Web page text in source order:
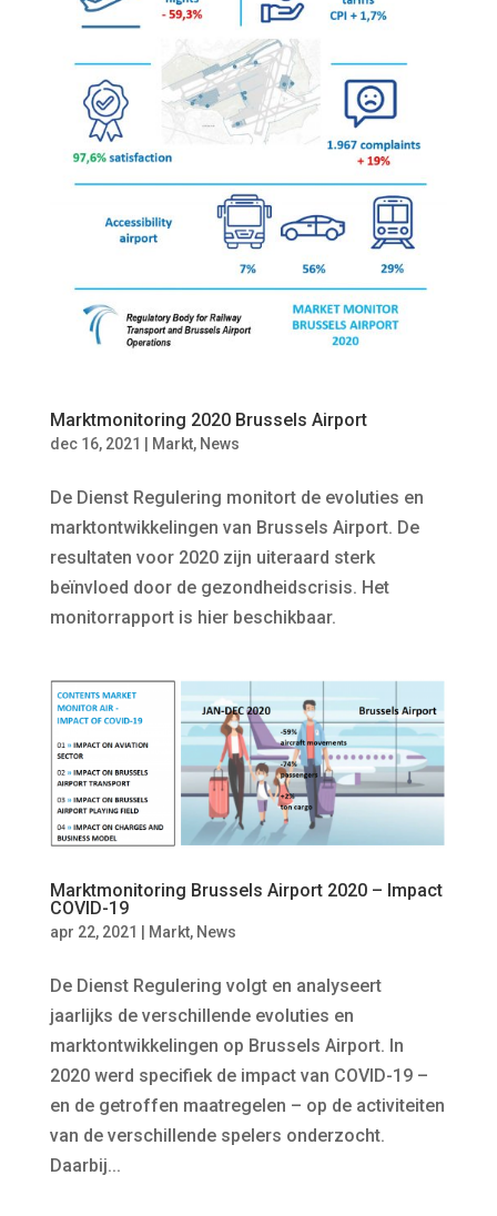
Marktmonitoring 2020 Brussels Airport
dec 16, 2021 Markt, News
De Dienst Regulering monitort de evoluties en
marktontwikkelingen van Brussels Airport. De
resultaten voor 2020 zijn uiteraard sterk
beïnvloed door de gezondheidscrisis. Het
monitorrapport is hier beschikbaar.
Marktmonitoring Brussels Airport 2020 – Impact
COVID-19
apr 22, 2021 Markt, News
De Dienst Regulering volgt en analyseert
jaarlijks de verschillende evoluties en
marktontwikkelingen op Brussels Airport. In
2020 werd specifiek de impact van COVID-19 –
en de getroffen maatregelen – op de activiteiten
van de verschillende spelers onderzocht.
Daarbij...